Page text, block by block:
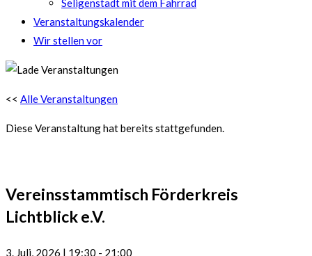
Seligenstadt mit dem Fahrrad
Veranstaltungskalender
Wir stellen vor
<< Alle Veranstaltungen
Diese Veranstaltung hat bereits stattgefunden.
Vereinsstammtisch Förderkreis
Lichtblick e.V.
3. Juli, 2026 | 19:30 - 21:00